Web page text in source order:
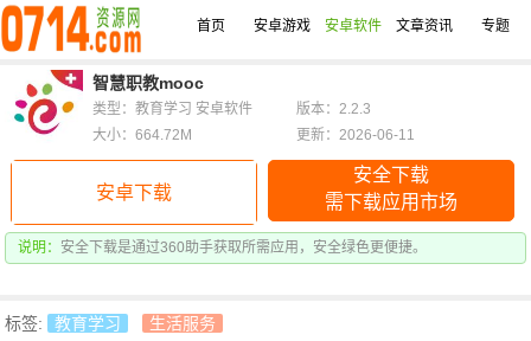
首页 安卓游戏 安卓软件 文章资讯 专题
智慧职教mooc
安卓下载
安全下载
需下载应用市场
说明： 安全下载是通过360助手获取所需应用，安全绿色更便捷。
类型：教育学习 安卓软件
版本：2.2.3
大小：664.72M
更新：2026-06-11
标签: 教育学习 生活服务